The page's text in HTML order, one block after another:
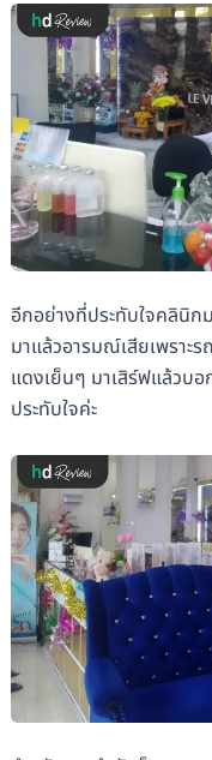
อีกอย่างที่ประทับใจคลินิก
มาแล้วอารมณ์เสียเพรา
แดงเย็นๆ มาเสิร์ฟแล้วบ
ประทับใจค่ะ